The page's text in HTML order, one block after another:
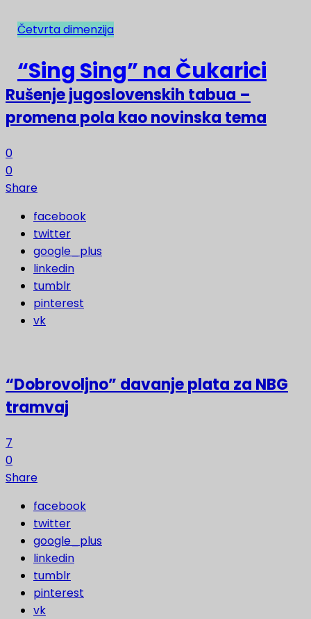
NAJNOVIJE
Rušenje jugoslovenskih tabua –
promena pola kao novinska tema
0
0
Share
facebook
twitter
google_plus
linkedin
tumblr
pinterest
vk
“Dobrovoljno” davanje plata za NBG
tramvaj
7
0
Share
facebook
twitter
google_plus
linkedin
tumblr
pinterest
vk
Četvrta dimenzija
“Sing Sing” na Čukarici